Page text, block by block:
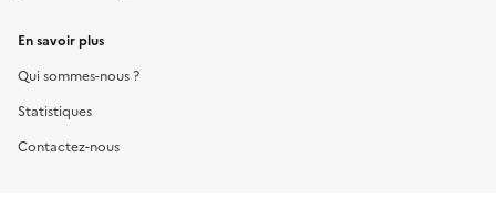
En savoir plus
Qui sommes-nous ?
Statistiques
Contactez-nous